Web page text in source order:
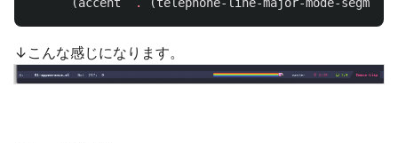
↓こんな感じになります。